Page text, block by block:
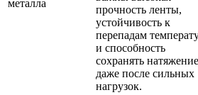
металла
прочность ленты,
устойчивость к
перепадам
и способность
сохранять натяжение
даже после сильных
нагрузок.